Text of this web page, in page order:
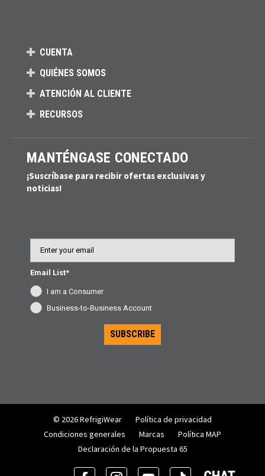
CUENTA
QUIÉNES SOMOS
ATENCIÓN AL CLIENTE
RECURSOS
MANTÉNGASE CONECTADO
¡Suscríbase para recibir ofertas exclusivas y
noticias!
Email List*
I am a Consumer
Business-to-Business Account
SUBSCRIBE
© 2026 RefrigiWear
Política de privacidad
Condiciones generales
Marcas
Política MAP
Declaración de la Propuesta 65